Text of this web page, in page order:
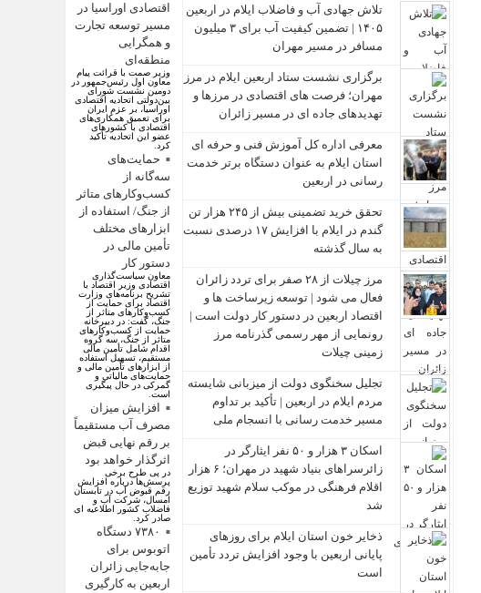
تلاش جهادی آب و فاضلاب ایلام در اربعین
۱۴۰۵ | تضمین کیفیت آب برای ۳ میلیون
مسافر در مسیر مهران
برگزاری نشست ستاد اربعین ایلام در مرز
مهران؛ فرصت‌ های اقتصادی در مرزها و
تهدیدهای جاده‌ ای در مسیر زائران
معرفی اداره کل آموزش فنی و حرفه‌ ای
استان ایلام به‌ عنوان دستگاه برتر خدمت‌
رسانی در اربعین
تحقق خرید تضمینی بیش از ۲۴۵ هزار تن
گندم در ایلام با افزایش ۱۷ درصدی نسبت
به سال گذشته
مرز چیلات از ۲۸ صفر برای تردد زائران
فعال می‌ شود | توسعه زیرساخت‌ ها و
اقتصاد اربعین در دستور کار دولت است |
رونمایی از مهر رسمی گذرنامه مرز
زمینی چیلات
تجلیل سخنگوی دولت از میزبانی شایسته
مردم ایلام در اربعین | تأکید بر تداوم
مسیر خدمت‌ رسانی با انسجام ملی
اسکان ۳ هزار و ۵۰ نفر ایثارگر در
زائرسراهای بنیاد شهید در مهران؛ ۶ هزار
اقلام فرهنگی در موکب سلام شهید توزیع
شد
ذخایر خون استان ایلام برای روزهای
پایانی اربعین با وجود افزایش تردد تأمین
است
اقتصادی اوراسیا در
مسیر توسعه تجارت
و همگرایی
منطقه‌ای
وزیر صمت با قرائت پیام
معاون اول رئیس‌جمهور در
دومین نشست شورای
بین‌دولتی اتحادیه اقتصادی
اوراسیا، بر عزم ایران
برای تعمیق همکاری‌های
اقتصادی با کشورهای
عضو این اتحادیه تأکید
کرد.
حمایت‌های
سه‌گانه از
کسب‌وکارهای متاثر
از جنگ/ استفاده از
ابزارهای مختلف
تأمین مالی در
دستور کار
معاون سیاست‌گذاری
اقتصادی وزیر اقتصاد با
تشریح برنامه‌های وزارت
اقتصاد برای حمایت از
کسب‌وکار‌های متاثر از
جنگ، گفت: در دبیرخانه
حمایت از کسب‌وکار‌های
متاثر از جنگ، سه گروه
اقدام شامل تأمین مالی
مستقیم، تسهیل استفاده
از ابزار‌های تأمین مالی و
حمایت‌های مالیاتی و
گمرکی در حال پیگیری
است.
افزایش میزان
مصرف آب مستقیماً
بر رقم نهایی قبض
اثرگذار خواهد بود
در پی طرح برخی
پرسش‌ها درباره افزایش
رقم قبوض آب در تابستان
امسال، شرکت آب و
فاضلاب کشور اطلاعیه ای
صادر کرد.
۷۳۸۰ دستگاه
اتوبوس برای
جابه‌جایی زائران
اربعین به کارگیری